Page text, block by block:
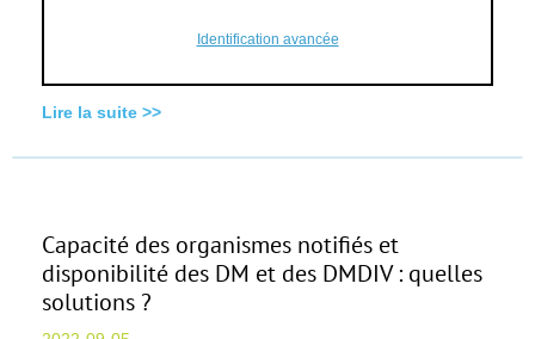
Identification avancée
Lire la suite >>
Capacité des organismes notifiés et
disponibilité des DM et des DMDIV : quelles
solutions ?